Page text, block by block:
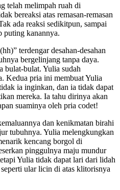
telah melimpah ruah di
bereaksi atas remasan-remasan
ada reaksi sedikitpun, sampai
puting kanannya.
terdengar desahan-desahan
bergelinjang tanpa daya.
bulat-bulat. Yulia sudah
Kedua pria ini membuat Yulia
ia inginkan, dan ia tidak dapat
mereka. Ia tahu dirinya akan
suaminya oleh pria codet!
dan kenikmatan birahi
tubuhnya. Yulia melengkungkan
kencang borgol di
pinggulnya maju mundur
Yulia tidak dapat lari dari lidah
ular licin di atas klitorisnya